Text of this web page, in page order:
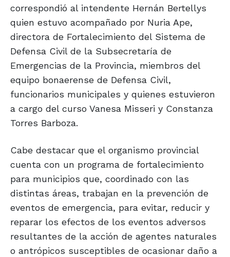
correspondió al intendente Hernán Bertellys
quien estuvo acompañado por Nuria Ape,
directora de Fortalecimiento del Sistema de
Defensa Civil de la Subsecretaría de
Emergencias de la Provincia, miembros del
equipo bonaerense de Defensa Civil,
funcionarios municipales y quienes estuvieron
a cargo del curso Vanesa Misseri y Constanza
Torres Barboza.
Cabe destacar que el organismo provincial
cuenta con un programa de fortalecimiento
para municipios que, coordinado con las
distintas áreas, trabajan en la prevención de
eventos de emergencia, para evitar, reducir y
reparar los efectos de los eventos adversos
resultantes de la acción de agentes naturales
o antrópicos susceptibles de ocasionar daño a